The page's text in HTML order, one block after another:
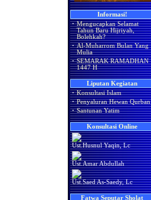
Informasi!
· Mengucapkan Selamat
Tahun Baru Hijriyah,
Bolehkah?
· Al-Muharrom Bulan Yang
Mulia
· SEMARAK RAMADHAN
1447 H
Liputan Kegiatan
· Konsultasi Islam
· Penyaluran Hewan Qurban
· Santunan Yatim
Konsultasi Online
Ust.Husnul Yaqin, Lc
Ust.Amar Abdullah
Ust.Saed As-Saedy, Lc
Fatwa Seputar Sholat